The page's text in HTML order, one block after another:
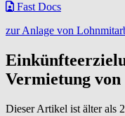
Fast Docs
zur Anlage von
Vermietung
Dieser Artikel ist älter als